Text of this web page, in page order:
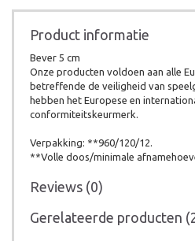
Product informatie
Bever 5 cm
Onze producten voldoen aan alle
betreffende de veiligheid van
hebben het Europese en
conformiteitskeurmerk.
Verpakking: **960/120/12.
**Volle doos/minimale
Reviews (0)
Gerelateerde producten